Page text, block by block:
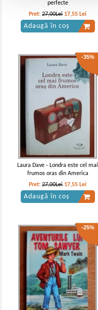
perfecte
Pret:27,00Lei 17,55 Lei
Adaugă în coș
-35%
Laura Dave - Londra este cel mai
frumos oras din America
Pret:27,00Lei 17,55 Lei
Adaugă în coș
-25%